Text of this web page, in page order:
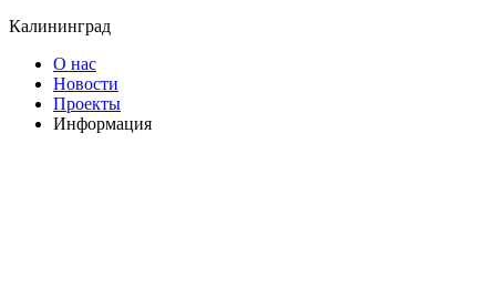
Калининград
О нас
Новости
Проекты
Информация